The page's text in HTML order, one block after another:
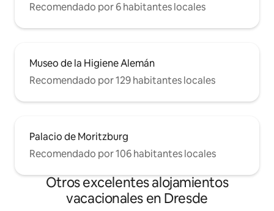
Recomendado por 6 habitantes locales
Museo de la Higiene Alemán
Recomendado por 129 habitantes locales
Palacio de Moritzburg
Recomendado por 106 habitantes locales
Otros excelentes alojamientos
vacacionales en Dresde